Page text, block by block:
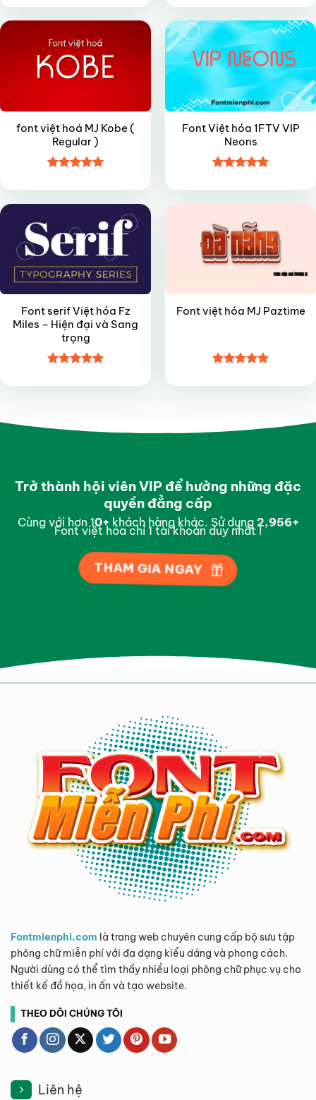
hạng55
sao
hạng4.5
5 sao
font việt hoá MJ Kobe (
Regular )
hạng4.95
Font Việt hóa 1FTV VIP
Neons
hạng4.85
Font serif Việt hóa Fz
Miles – Hiện đại và Sang
trọng
hạng4.95
Font việt hóa MJ Paztime
hạng4.85
Trở thành hội viên VIP để hưởng những đặc
quyền đẳng cấp
Cùng với hơn 10+ khách hàng khác. Sử dụng 2,997+
Font việt hóa chỉ 1 tài khoản duy nhất !
THAM GIA NGAY
Fontmienphi.com là trang web chuyên cung cấp bộ sưu tập
phông chữ miễn phí với đa dạng kiểu dáng và phong cách.
Người dùng có thể tìm thấy nhiều loại phông chữ phục vụ cho
thiết kế đồ họa, in ấn và tạo website.
THEO DÕI CHÚNG TÔI
Liên hệ